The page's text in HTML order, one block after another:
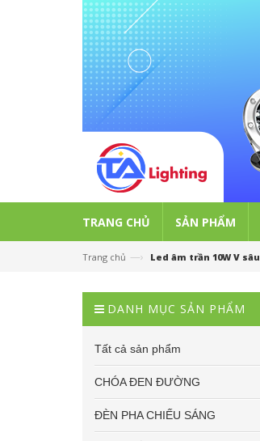
TRANG CHỦ SẢN PHẨM
Trang chủ —› Led âm trần 10W V sâu
DANH MỤC SẢN PHẨM
Tất cả sản phẩm
CHÓA ĐEN ĐƯỜNG
ĐÈN PHA CHIẾU SÁNG